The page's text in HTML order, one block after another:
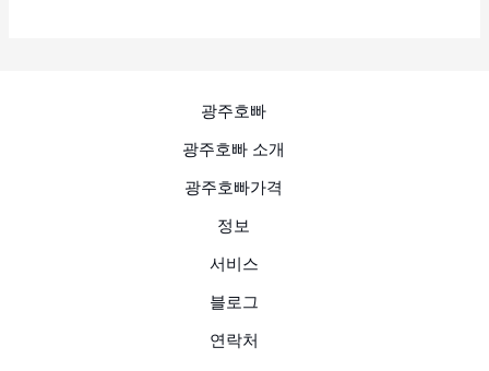
광주호빠
광주호빠 소개
광주호빠가격
정보
서비스
블로그
연락처